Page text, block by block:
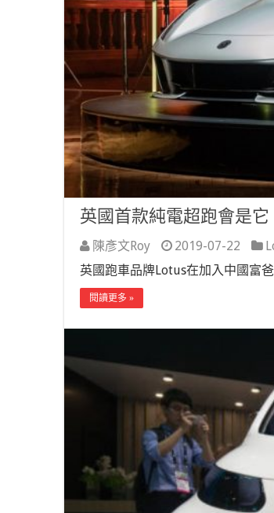
英國首款純電超跑會是
陳彥文Roy 2019-07-22
英國跑車品牌Lotus在加入中國富
閱讀更多 »